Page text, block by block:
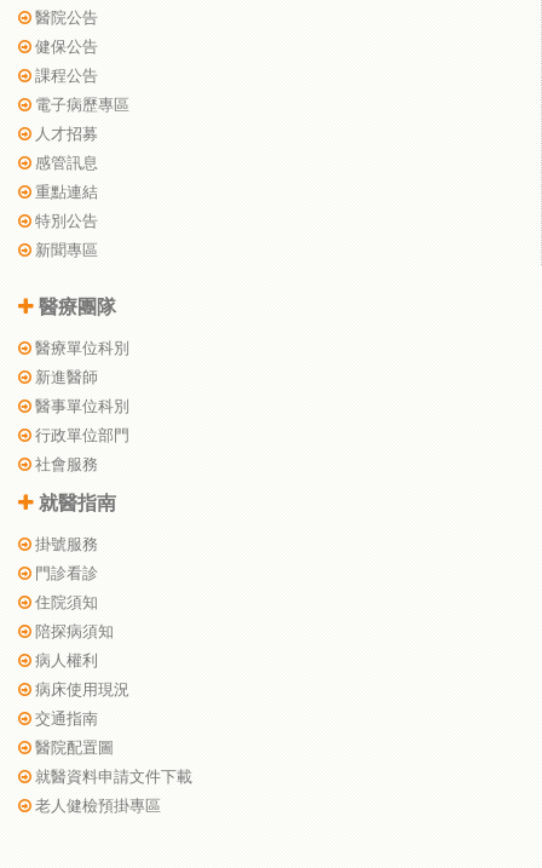
醫院公告
健保公告
課程公告
電子病歷專區
人才招募
感管訊息
重點連結
特別公告
新聞專區
醫療團隊
醫療單位科別
新進醫師
醫事單位科別
行政單位部門
社會服務
就醫指南
掛號服務
門診看診
住院須知
陪探病須知
病人權利
病床使用現況
交通指南
醫院配置圖
就醫資料申請文件下載
老人健檢預掛專區